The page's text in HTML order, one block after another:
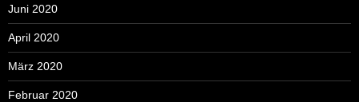
Juni 2020
April 2020
März 2020
Februar 2020